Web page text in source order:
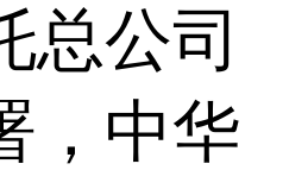
总公司
，中华